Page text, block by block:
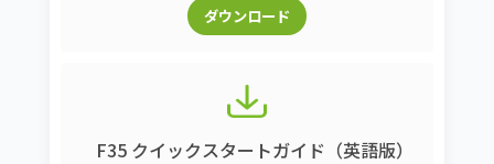
ダウンロード
F35 クイックスタートガイド（英語版）